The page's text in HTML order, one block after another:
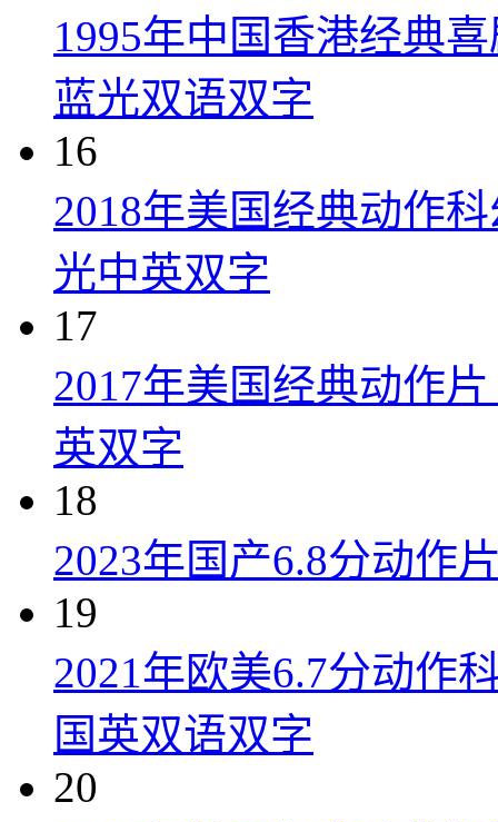
1995年中国香港经典
蓝光双语双字
16
2018年美国经典动作
光中英双字
17
2017年美国经典动作
英双字
18
2023年国产6.8分动作
19
2021年欧美6.7分动作
国英双语双字
20